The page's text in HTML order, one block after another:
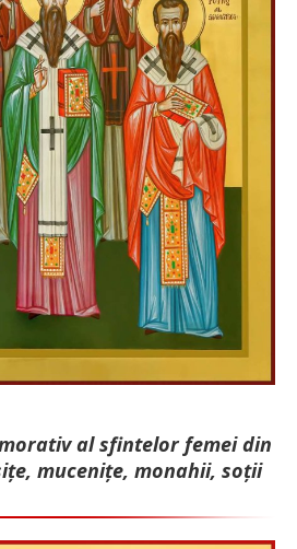
al sfintelor femei din
mu­cenițe, monahii, soții